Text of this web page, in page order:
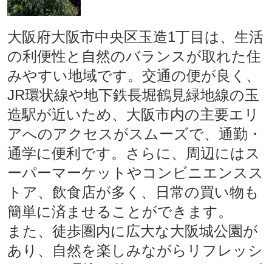
大阪府大阪市中央区玉造1丁目は、生活
の利便性と自然のバランスが取れた住
みやすい地域です。交通の便が良く、
JR環状線や地下鉄長堀鶴見緑地線の玉
造駅が近いため、大阪市内の主要エリ
アへのアクセスがスムーズで、通勤・
通学に便利です。さらに、周辺にはス
ーパーマーケットやコンビニエンスス
トア、飲食店が多く、日常の買い物も
簡単に済ませることができます。
また、徒歩圏内に広大な大阪城公園が
あり、自然を楽しみながらリフレッシ